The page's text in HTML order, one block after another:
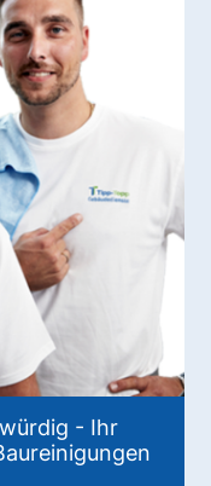
- Ihr